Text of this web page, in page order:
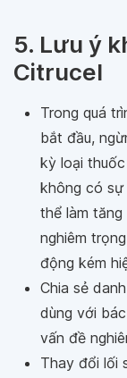
5. Lưu ý
Citrucel
Trong quá
bắt đầu,
kỳ loại
không có
thể làm
nghiêm
động kém
Chia sẻ
dùng với
vấn đề
Thay đổi lối